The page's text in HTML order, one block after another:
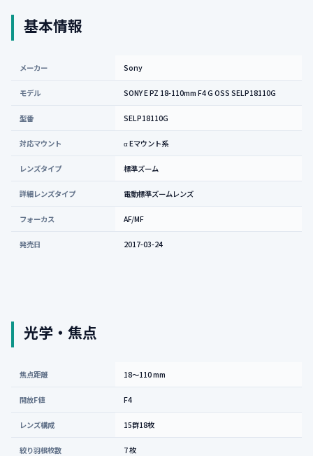
基本情報
メーカー Sony
モデル SONY E PZ 18-110mm F4 G OSS SELP18110G
型番 SELP18110G
対応マウント α Eマウント系
レンズタイプ 標準ズーム
詳細レンズタイプ 電動標準ズームレンズ
フォーカス AF/MF
発売日 2017-03-24
光学・焦点
焦点距離 18〜110 mm
開放F値 F4
レンズ構成 15群18枚
絞り羽根枚数 7 枚